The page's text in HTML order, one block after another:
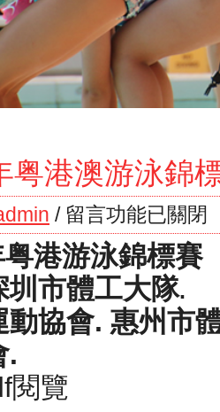
粤港澳游泳錦
/ 留言功能已關閉
港游泳錦標賽
圳市體工大隊.
動協會. 惠州市
.
閱覽